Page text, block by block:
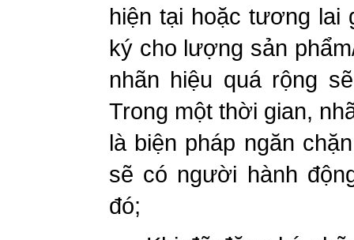
hiện tại hoặc tương lai
ký cho lượng sản
nhãn hiệu quá rộng
Trong một thời gian,
là biện pháp ngăn
sẽ có người hành
đó;